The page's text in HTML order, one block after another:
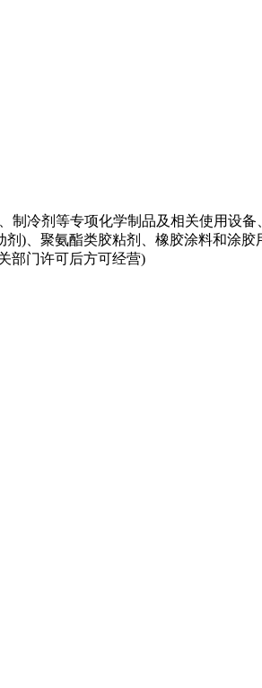
冷剂等专项化学制品及相关使用设
)、聚氨酯类胶粘剂、橡胶涂料和涂
部门许可后方可经营)